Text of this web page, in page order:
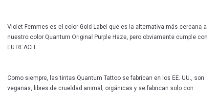
Violet Femmes es el color Gold Label que es la alternativa más cercana a
nuestro color Quantum Original Purple Haze, pero obviamente cumple con
EU REACH.
Como siempre, las tintas Quantum Tattoo se fabrican en los EE. UU., son
veganas, libres de crueldad animal, orgánicas y se fabrican solo con